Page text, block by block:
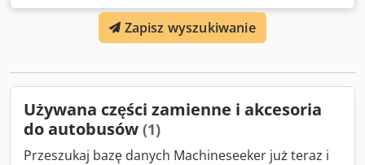
Zapisz wyszukiwanie
Używana części zamienne i akcesoria
do autobusów (1)
Przeszukaj bazę danych Machineseeker już teraz i